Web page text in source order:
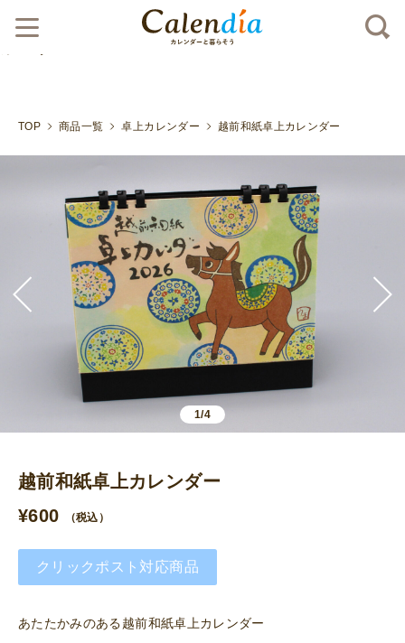
クリックポスト対応商品 あたたかみのある越前和紙卓上
TOP 商品一覧 卓上カレンダー 越前和紙卓上カレンダー
1/4
越前和紙卓上カレンダー
¥600 （税込）
クリックポスト対応商品
あたたかみのある越前和紙卓上カレンダー